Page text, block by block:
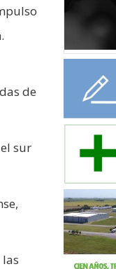
de
sur